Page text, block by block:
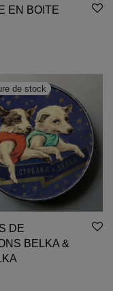
EN BOITE
DE
BELKA &